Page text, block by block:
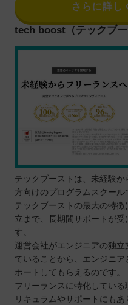
さらに詳し
tech boost（テックブー
テックブーストは、未経験
方向けのプログラムスクール
テックブーストの最大の特
立まで、長期間サポートが
す。
運営会社がエンジニアの独
ていることから、エンジニ
ポートしてもらえるのです。
フリーランスに特化してい
リキュラムやサポートにもあ